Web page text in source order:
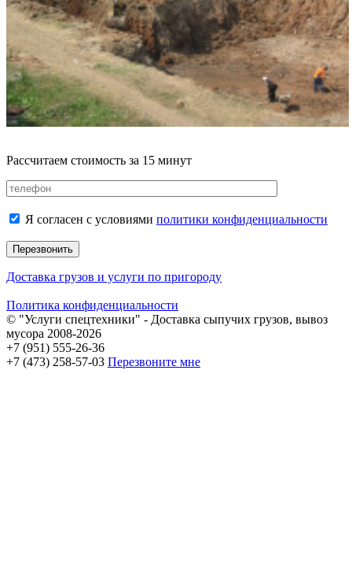
Рассчитаем стоимость за 15 минут
Я согласен с условиями политики конфиденциальности
Доставка грузов и услуги по пригороду
Политика конфиденциальности
© "Услуги спецтехники" - Доставка сыпучих грузов, вывоз
мусора 2008-2026
+7 (951) 555-26-36
+7 (473) 258-57-03 Перезвоните мне